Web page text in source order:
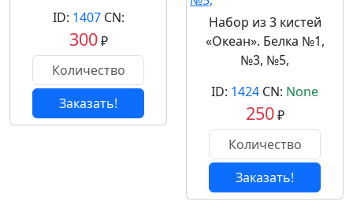
ID: 1407CN:
300₽
Заказать!
Набор из 3 кистей
«Океан». Белка №1,
№3, №5,
ID: 1424 CN: None
250₽
Заказать!